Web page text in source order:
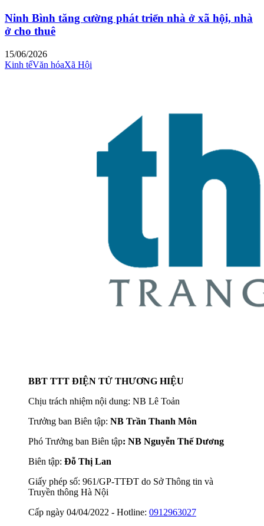
Ninh Bình tăng cường phát triển nhà ở xã hội, nhà
ở cho thuê
15/06/2026
Kinh tếVăn hóaXã Hội
BBT TTT ĐIỆN TỬ THƯƠNG HIỆU
Chịu trách nhiệm nội dung: NB Lê Toản
Trưởng ban Biên tập: NB Trần Thanh Môn
Phó Trưởng ban Biên tập: NB Nguyễn Thế Dương
Biên tập: Đỗ Thị Lan
Giấy phép số: 961/GP-TTĐT do Sở Thông tin và
Truyền thông Hà Nội
Cấp ngày 04/04/2022 - Hotline: 0912963027